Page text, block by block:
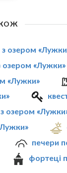
озером
озером «Лужки»
«Лужки»
озером
печери
фортеці